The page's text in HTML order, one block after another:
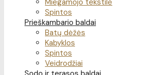
Miegamojo tekstilė
Spintos
Prieškambario baldai
Batų dėžės
Kabyklos
Spintos
Veidrodžiai